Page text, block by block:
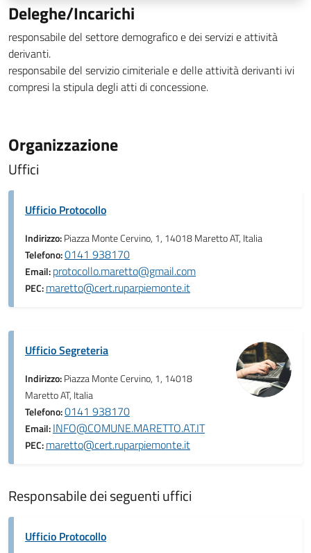
Deleghe/Incarichi
responsabile del settore demografico e dei servizi e attività
derivanti.
responsabile del servizio cimiteriale e delle attività derivanti ivi
compresi la stipula degli atti di concessione.
Organizzazione
Uffici
Ufficio Protocollo
Indirizzo:Piazza Monte Cervino, 1, 14018 Maretto AT, Italia
Telefono:0141 938170
Email:protocollo.maretto@gmail.com
PEC:maretto@cert.ruparpiemonte.it
Ufficio Segreteria
Indirizzo:Piazza Monte Cervino, 1, 14018
Maretto AT, Italia
Telefono:0141 938170
Email:INFO@COMUNE.MARETTO.AT.IT
PEC:maretto@cert.ruparpiemonte.it
Responsabile dei seguenti uffici
Ufficio Protocollo